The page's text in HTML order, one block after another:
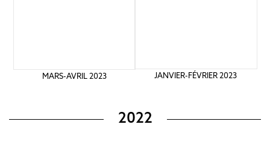
MARS-AVRIL 2023 JANVIER-FÉVRIER 2023
2022